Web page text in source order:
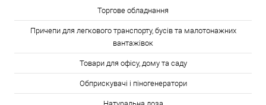
Торгове обладнання
Причепи для легкового транспорту, бусів та малотонажних
вантажівок
Товари для офісу, дому та саду
Обприскувачі і піногенератори